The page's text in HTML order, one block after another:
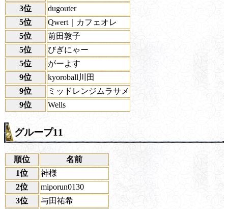
3位
dugouter
5位
Qwert｜カフェオレ
5位
前田敦子
5位
びぎにゃー
5位
がーよす
9位
kyoroball川田
9位
ミッドレンジムラサメ
9位
Wells
グループ11
順位
名前
1位
神様
2位
miporun0130
3位
与田祐希